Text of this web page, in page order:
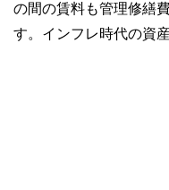
の間の賃料も管理修繕
す。インフレ時代の資